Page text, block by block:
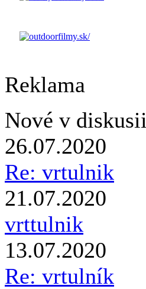
Reklama
Nové v diskusii
26.07.2020
Re: vrtulnik
21.07.2020
vrttulnik
13.07.2020
Re: vrtulník